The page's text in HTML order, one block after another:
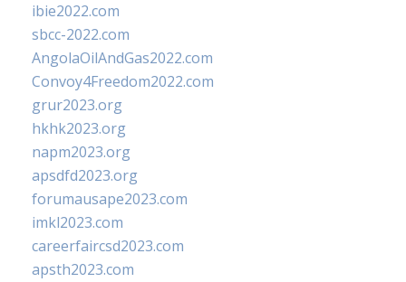
ibie2022.com
sbcc-2022.com
AngolaOilAndGas2022.com
Convoy4Freedom2022.com
grur2023.org
hkhk2023.org
napm2023.org
apsdfd2023.org
forumausape2023.com
imkl2023.com
careerfaircsd2023.com
apsth2023.com